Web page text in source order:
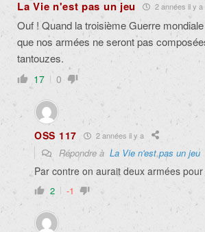
La Vie n'est pas un jeu 2 années il y a
Ouf ! Quand la troisième Guerre
que nos armées ne seront pas
tantouzes.
17 0
OSS 117 2 années il y a
Répondre à La Vie n'est pas un jeu
Par contre on aurait deux armées pour
2 -1